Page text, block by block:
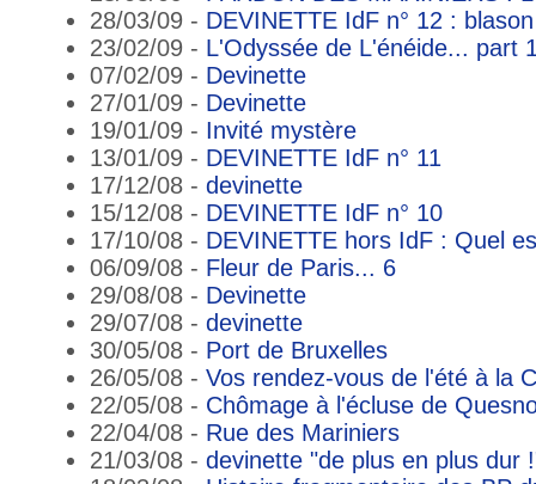
28/03/09 - DEVINETTE IdF n° 12 :
23/02/09 - L'Odyssée de L'énéide... part
07/02/09 - Devinette
27/01/09 - Devinette
19/01/09 - Invité mystère
13/01/09 - DEVINETTE IdF n° 11
17/12/08 - devinette
15/12/08 - DEVINETTE IdF n° 10
17/10/08 - DEVINETTE hors IdF : Quel
06/09/08 - Fleur de Paris... 6
29/08/08 - Devinette
29/07/08 - devinette
30/05/08 - Port de Bruxelles
26/05/08 - Vos rendez-vous de l'été à la
22/05/08 - Chômage à l'écluse de
22/04/08 - Rue des Mariniers
21/03/08 - devinette "de plus en plus dur